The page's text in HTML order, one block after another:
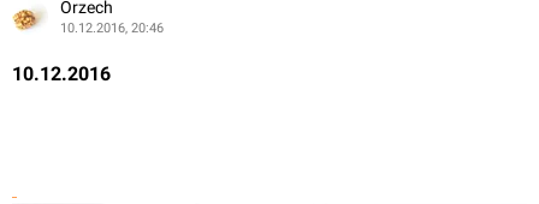
Orzech
10.12.2016, 20:46
10.12.2016